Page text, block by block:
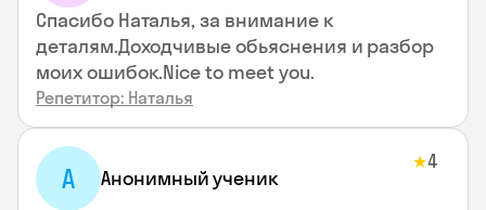
Спасибо Наталья, за внимание к
деталям.Доходчивые обьяснения и разбор
моих ошибок.Nice to meet you.
Репетитор: Наталья
А Анонимный ученик
★4